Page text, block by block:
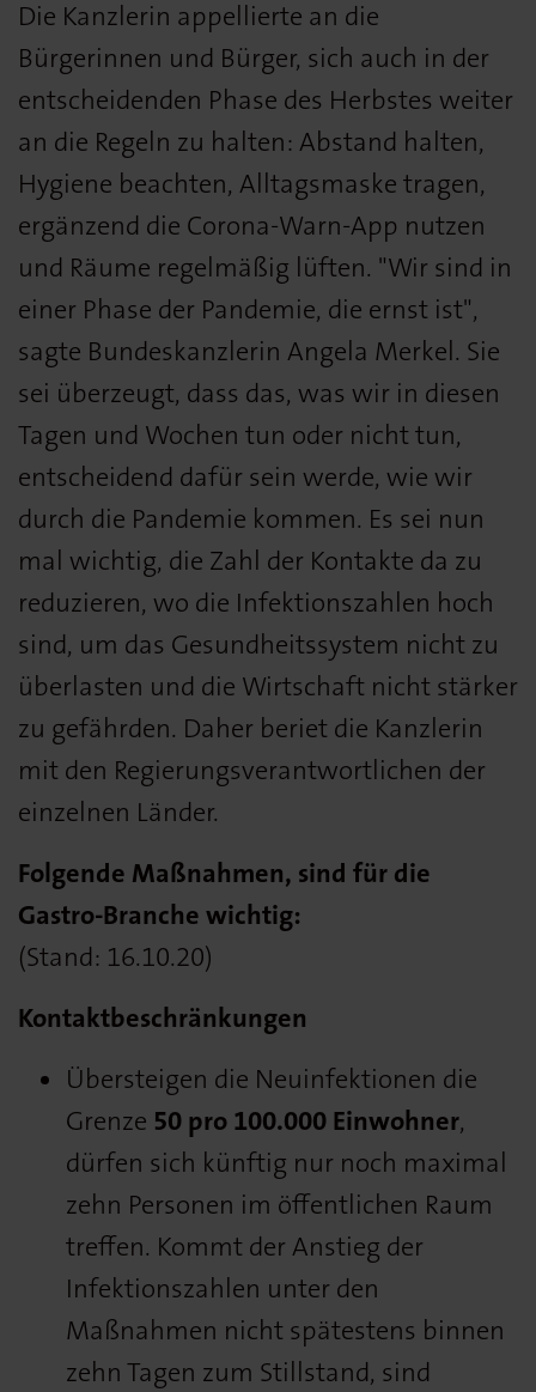
Die Kanzlerin appellierte an die
Bürgerinnen und Bürger, sich auch in der
entscheidenden Phase des Herbstes weiter
an die Regeln zu halten: Abstand halten,
Hygiene beachten, Alltagsmaske tragen,
ergänzend die Corona-Warn-App nutzen
und Räume regelmäßig lüften. "Wir sind in
einer Phase der Pandemie, die ernst ist",
sagte Bundeskanzlerin Angela Merkel. Sie
sei überzeugt, dass das, was wir in diesen
Tagen und Wochen tun oder nicht tun,
entscheidend dafür sein werde, wie wir
durch die Pandemie kommen. Es sei nun
mal wichtig, die Zahl der Kontakte da zu
reduzieren, wo die Infektionszahlen hoch
sind, um das Gesundheitssystem nicht zu
überlasten und die Wirtschaft nicht stärker
zu gefährden. Daher beriet die Kanzlerin
mit den Regierungsverantwortlichen der
einzelnen Länder.
Folgende Maßnahmen, sind für die
Gastro-Branche wichtig:
(Stand: 16.10.20)
Kontaktbeschränkungen
Übersteigen die Neuinfektionen die
Grenze 50 pro 100.000 Einwohner,
dürfen sich künftig nur noch maximal
zehn Personen im öffentlichen Raum
treffen. Kommt der Anstieg der
Infektionszahlen unter den
Maßnahmen nicht spätestens binnen
zehn Tagen zum Stillstand, sind